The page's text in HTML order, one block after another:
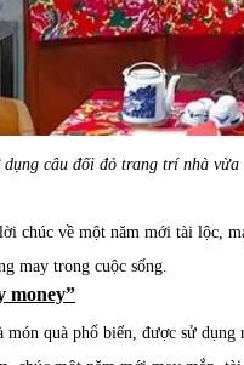
dụng câu đối đỏ trang trí nhà
chúc về một năm mới tài lộc,
may trong cuộc sống.
money”
quà phổ biến, được sử